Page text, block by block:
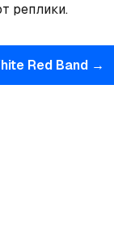
реплики.
Red Band →